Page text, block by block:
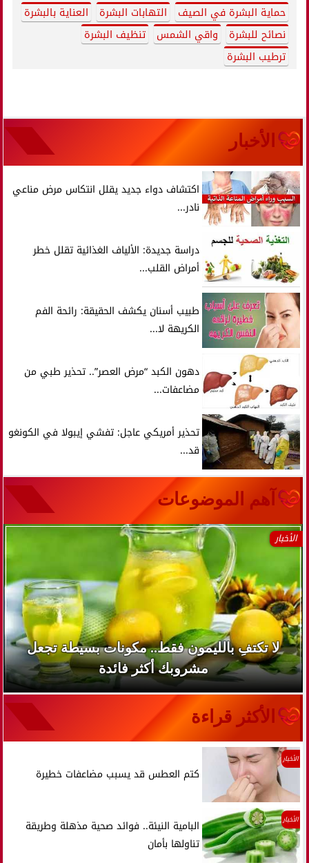
حماية البشرة في الصيف التهابات البشرة
العناية بالبشرة
نصائح للبشرة
واقي الشمس
تنظيف البشرة
ترطيب البشرة
الأخبار
اكتشاف دواء جديد يقلل انتكاس مرض مناعي
نادر...
دراسة جديدة: الألياف الغذائية تقلل خطر
أمراض القلب...
طبيب أسنان يكشف الحقيقة: رائحة الفم
الكريهة لا...
دهون الكبد “مرض العصر”.. تحذير طبي من
مضاعفات...
تحذير أمريكي عاجل: تفشي إيبولا في الكونغو
قد...
آهم الموضوعات
الأخبار
لا تكتفِ بالليمون فقط.. مكونات بسيطة تجعل
مشروبك أكثر فائدة
الأكثر قراءة
الأخبار
كتم العطس قد يسبب مضاعفات خطيرة
الأخبار
البامية النيئة.. فوائد صحية مذهلة وطريقة
تناولها بأمان